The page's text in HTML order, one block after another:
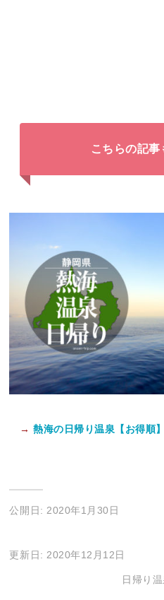
こちらの記事
→ 熱海の日帰り温泉【お得順
公開日: 2020年1月30日
更新日: 2020年12月12日
日帰り